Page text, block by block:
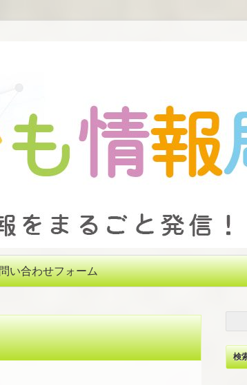
い合わせフォーム